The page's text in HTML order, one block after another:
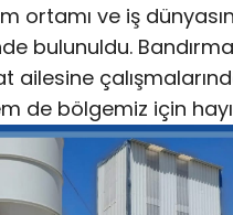
ortamı ve iş
bulunuldu.
ailesine
de bölgemiz için